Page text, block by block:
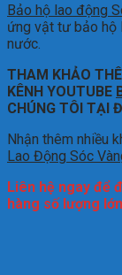
Bảo hộ lao động
ứng vật tư bảo hộ
nước.
THAM KHẢO
KÊNH YOUTUBE
CHÚNG TÔI TẠI
Nhận thêm nhiều
Lao Động Sóc
Liên hệ ngay để
hàng số lượng